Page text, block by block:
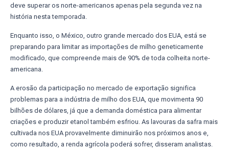
deve superar os norte-americanos apenas pela segunda vez na
história nesta temporada.
Enquanto isso, o México, outro grande mercado dos EUA, está se
preparando para limitar as importações de milho geneticamente
modificado, que compreende mais de 90% de toda colheita norte-
americana.
A erosão da participação no mercado de exportação significa
problemas para a indústria de milho dos EUA, que movimenta 90
bilhões de dólares, já que a demanda doméstica para alimentar
criações e produzir etanol também esfriou. As lavouras da safra mais
cultivada nos EUA provavelmente diminuirão nos próximos anos e,
como resultado, a renda agrícola poderá sofrer, disseram analistas.